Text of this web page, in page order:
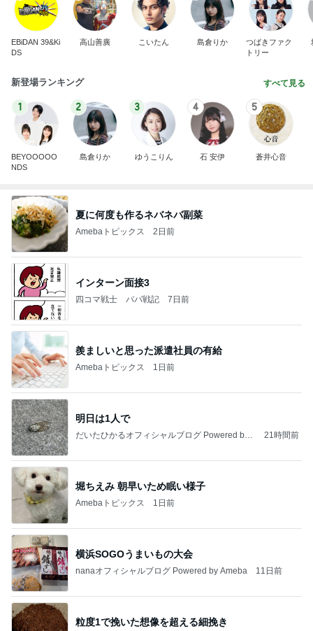
EBiDAN 39&Ki
DS
高山善廣 こいたん 島倉りか
つばきファク
トリー
新登場ランキング すべて見る
1
BEYOOOOO
NDS
2
島倉りか
3
ゆうこりん
4
石 安伊
5
蒼井心音
夏に何度も作るネバネバ副菜
Amebaトピックス 2日前
インターン面接3
四コマ戦士 パパ戦記 7日前
羨ましいと思った派遣社員の有給
Amebaトピックス 1日前
明日は1人で
だいたひかるオフィシャルブログ Powered by
21時間前
堀ちえみ 朝早いため眠い様子
Amebaトピックス 1日前
横浜SOGOうまいもの大会
nanaオフィシャルブログ Powered by Ameba 11日前
粒度1で挽いた想像を超える細挽き